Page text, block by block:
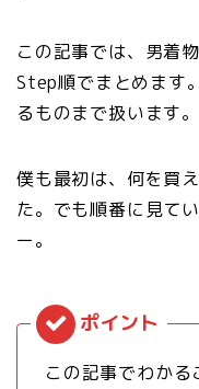
この記事では、男着
Step順でまとめます
るものまで扱います。
僕も最初は、何を買
た。でも順番に見て
ー。
この記事でわかる